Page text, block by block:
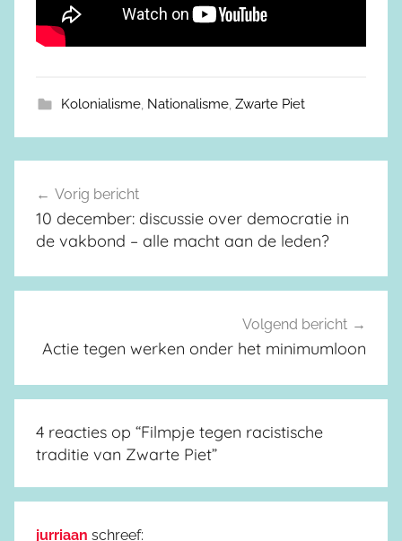
Kolonialisme, Nationalisme, Zwarte Piet
Berichtnavigatie
Vorig bericht
10 december: discussie over democratie in
de vakbond – alle macht aan de leden?
Volgend bericht
Actie tegen werken onder het minimumloon
4 reacties op “Filmpje tegen racistische
traditie van Zwarte Piet”
jurriaan schreef: